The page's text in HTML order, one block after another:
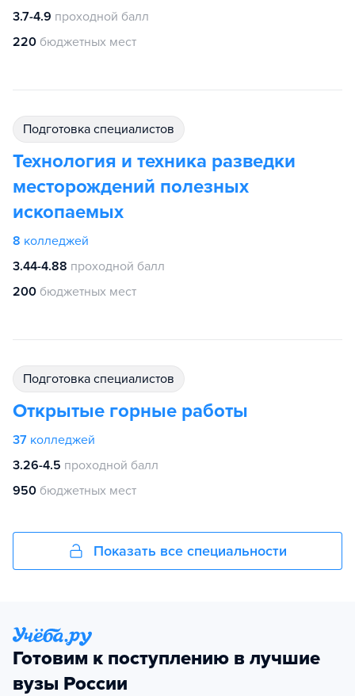
3.7-4.9 проходной балл
220 бюджетных мест
подготовка специалистов
Технология и техника разведки
месторождений полезных
ископаемых
8 колледжей
3.44-4.88 проходной балл
200 бюджетных мест
подготовка специалистов
Открытые горные работы
37 колледжей
3.26-4.5 проходной балл
950 бюджетных мест
Показать все специальности
Готовим к поступлению в лучшие
вузы России